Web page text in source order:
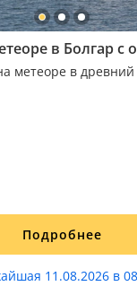
в Болгар с
метеоре в древний
Подробнее
11.08.2026 в